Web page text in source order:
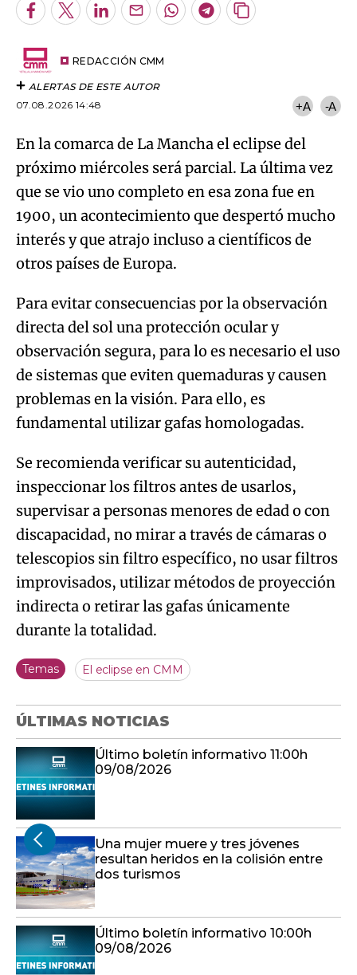
Facebook
TwitterLinkedInEnviarWhatsapp
Telegram
Copiar
REDACCIÓN CMM
ALERTAS DE ESTE AUTOR
07.08.2026 14:48
+A -A
En la comarca de La Mancha el eclipse del
próximo miércoles será parcial. La última vez
que se vio uno completo en esa zona fue en
1900, un acontecimiento que despertó mucho
interés y que atrajo incluso a científicos de
otros países de Europa.
Para evitar consecuencias por la observación
directa del sol una protección ocular y
observación segura, para lo es necesario el uso
de sistemas que eviten quemaduras y causen
problemas en la visión. Para ello, es
fundamental utilizar gafas homologadas.
Se recomienda verificar su autenticidad,
inspeccionar los filtros antes de usarlos,
supervisar a personas menores de edad o con
discapacidad, no mirar a través de cámaras o
telescopios sin filtro específico, no usar filtros
improvisados, utilizar métodos de proyección
indirecta o retirar las gafas únicamente
durante la totalidad.
Temas El eclipse en CMM
ÚLTIMAS NOTICIAS
Último boletín informativo 11:00h
09/08/2026
Una mujer muere y tres jóvenes
resultan heridos en la colisión entre
dos turismos
Último boletín informativo 10:00h
09/08/2026